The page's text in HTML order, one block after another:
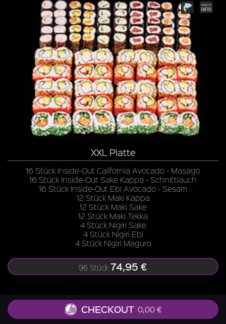
XXL Platte
16 Stück Inside-Out California Avocado - Masago
16 Stück Inside-Out Sake Kappa - Schnittlauch
16 Stück Inside-Out Ebi Avocado - Sesam
12 Stück Maki Kappa
12 Stück Maki Sake
12 Stück Maki Tekka
4 Stück Nigiri Sake
4 Stück Nigiri Ebi
4 Stück Nigiri Maguro
96 Stück 74,95 €
Zu allen Gerichten liefern wir Ingwer, Wasabi, Soja-
CHECKOUT 0,00 €